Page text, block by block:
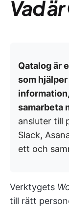
Vad
Qatalog är
som
samarbeta
ansluter till
Slack,
ett och
Verktygets
till rätt